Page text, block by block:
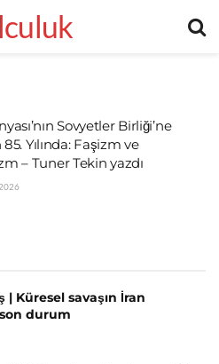
Sovyetler Birliği’ne
85. Yılında: Faşizm ve
– Tuner Tekin yazdı
| Küresel savaşın İran
durum